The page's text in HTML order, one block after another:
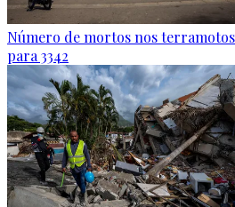
Número de mortos nos terramotos
para 3342